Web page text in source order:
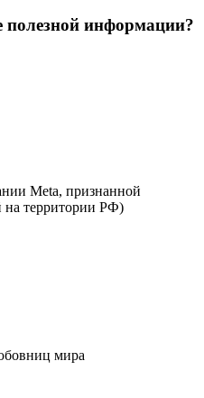
полезной информации?
Meta, признанной
на территории РФ)
мира